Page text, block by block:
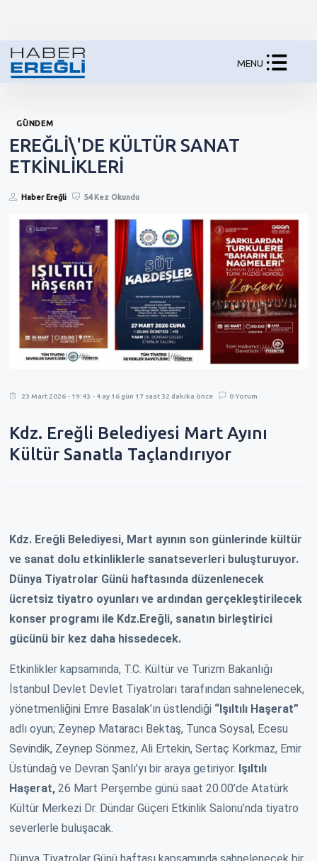
MENU
GÜNDEM
EREĞLİ\'DE KÜLTÜR SANAT
ETKİNLİKLERİ
Haber Ereğli 54 Kez Okundu
23 Mart 2026 - 19:43 - 4 ay 16 gün 17 saat 32 dakika önce 0 Yorum
Kdz. Ereğli Belediyesi Mart Ayını
Kültür Sanatla Taçlandırıyor
Kdz. Ereğli Belediyesi, Mart ayının son günlerinde kültür
ve sanat dolu etkinliklerle sanatseverleri buluşturuyor.
Dünya Tiyatrolar Günü haftasında düzenlenecek
ücretsiz tiyatro oyunları ve ardından gerçekleştirilecek
konser programı ile Kdz.Ereğli, sanatın birleştirici
gücünü bir kez daha hissedecek.
Etkinlikler kapsamında, T.C. Kültür ve Turizm Bakanlığı
İstanbul Devlet Devlet Tiyatroları tarafından sahnelenecek,
yönetmenliğini Emre Basalak’ın üstlendiği “Işıltılı Haşerat”
adlı oyun; Zeynep Mataracı Bektaş, Tunca Soysal, Ecesu
Sevindik, Zeynep Sönmez, Ali Ertekin, Sertaç Korkmaz, Emir
Üstündağ ve Devran Şanlı’yı bir araya getiriyor. Işıltılı
Haşerat, 26 Mart Perşembe günü saat 20.00’de Atatürk
Kültür Merkezi Dr. Dündar Güçeri Etkinlik Salonu’nda tiyatro
severlerle buluşacak.